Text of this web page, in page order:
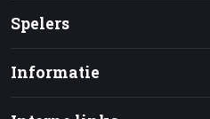
Spelers
Informatie